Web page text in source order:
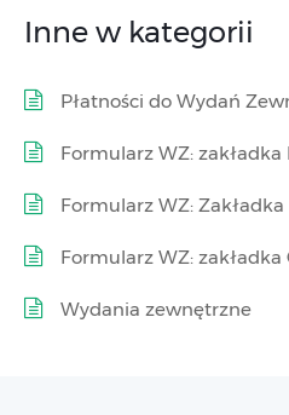
Inne w kategorii
Płatności do Wydań
Formularz WZ:
Formularz WZ:
Formularz WZ: zakładka
Wydania zewnętrzne